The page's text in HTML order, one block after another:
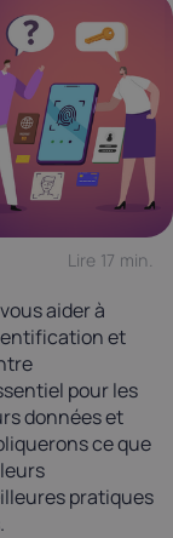
Lire 17 min.
aider à
et
pour les
données et
ce que
pratiques
17%
Portugal
23%
21%